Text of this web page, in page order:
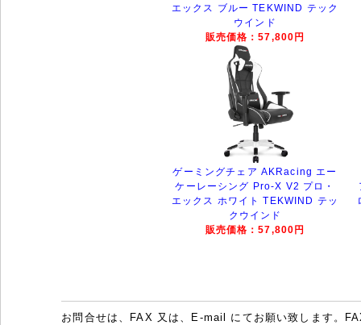
エックス ブルー TEKWIND テック
ウインド
販売価格：57,800円
ゲーミングチェア AKRacing エー
ケーレーシング Pro-X V2 プロ・
エックス ホワイト TEKWIND テッ
クウインド
販売価格：57,800円
お問合せは、FAX 又は、E-mail にてお願い致します。